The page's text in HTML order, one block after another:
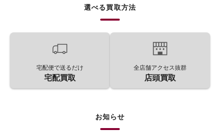
選べる買取方法
宅配便で送るだけ
宅配買取
全店舗アクセス抜群
店頭買取
お知らせ